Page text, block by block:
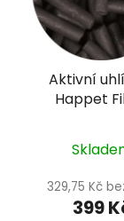
Aktivní
Happet
329,75 Kč
399